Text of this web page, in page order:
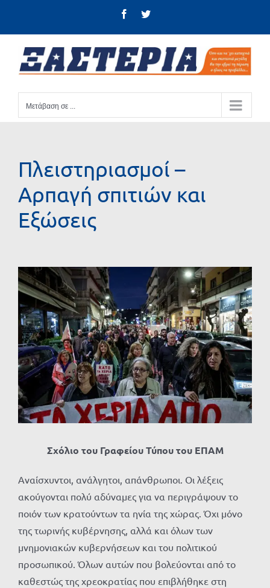
FacebookTwitter
Μετάβαση σε ...
Πλειστηριασμοί –
Αρπαγή σπιτιών και
Εξώσεις
Προβολή
μεγαλύτερης
εικόνας
Σχόλιο του Γραφείου Τύπου του ΕΠΑΜ
Αναίσχυντοι, ανάλγητοι, απάνθρωποι. Οι λέξεις
ακούγονται πολύ αδύναμες για να περιγράψουν το
ποιόν των κρατούντων τα ηνία της χώρας. Όχι μόνο
της τωρινής κυβέρνησης, αλλά και όλων των
μνημονιακών κυβερνήσεων και του πολιτικού
προσωπικού. Όλων αυτών που βολεύονται από το
καθεστώς της χρεοκρατίας που επιβλήθηκε στη